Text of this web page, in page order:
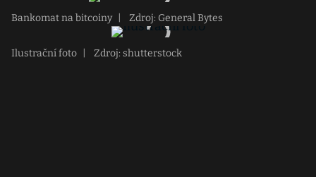
Bankomat na bitcoiny Zdroj: General Bytes
Ilustrační foto Zdroj: shutterstock